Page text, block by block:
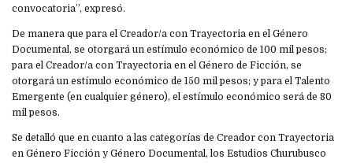
convocatoria”, expresó.
De manera que para el Creador/a con Trayectoria en el Género
Documental, se otorgará un estímulo económico de 100 mil pesos;
para el Creador/a con Trayectoria en el Género de Ficción, se
otorgará un estímulo económico de 150 mil pesos; y para el Talento
Emergente (en cualquier género), el estímulo económico será de 80
mil pesos.
Se detalló que en cuanto a las categorías de Creador con Trayectoria
en Género Ficción y Género Documental, los Estudios Churubusco